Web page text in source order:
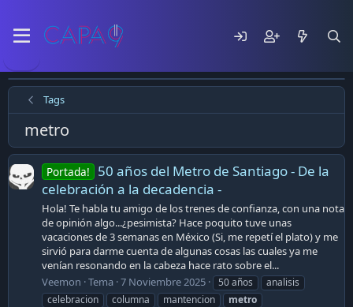
Tags
metro
Portada!
50 años del Metro de Santiago - De la
celebración a la decadencia -
Hola! Te habla tu amigo de los trenes de confianza, con una nota
de opinión algo...¿pesimista? Hace poquito tuve unas
vacaciones de 3 semanas en México (Si, me repetí el plato) y me
sirvió para darme cuenta de algunas cosas las cuales ya me
venían resonando en la cabeza hace rato sobre el...
Veemon Tema 7 Noviembre 2025 50 años
analisis
celebracion
columna mantencion
metro